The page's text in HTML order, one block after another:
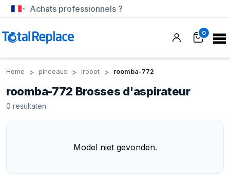
Achats professionnels ?
0
Home pinceaux irobot roomba-772
roomba-772 Brosses d'aspirateur
0 resultaten
Model niet gevonden.